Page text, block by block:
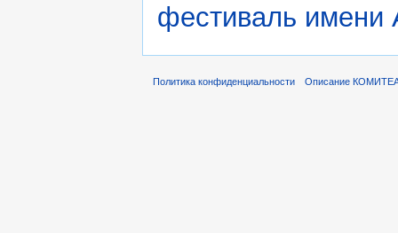
фестиваль имени
Политика конфиденциальности Описание